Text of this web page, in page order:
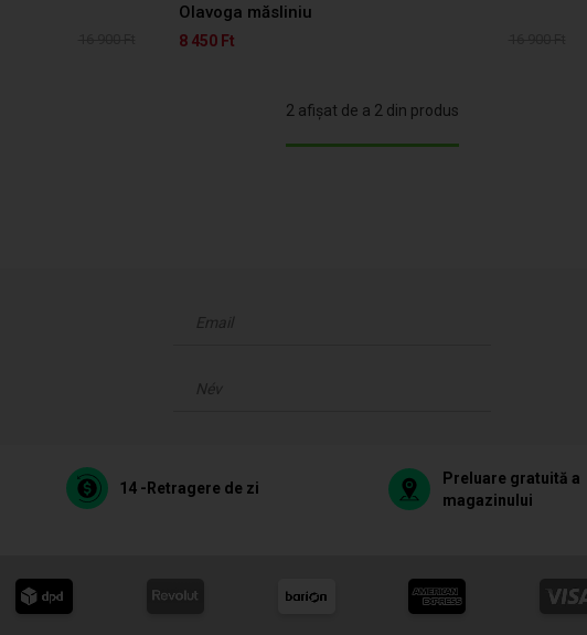
Olavoga măsliniu
8 450 Ft
2 afișat de a 2 din produs
14 -Retragere de zi
Preluare gratuită a
magazinului